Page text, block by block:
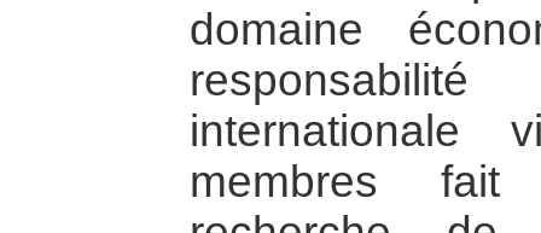
domaine
membres